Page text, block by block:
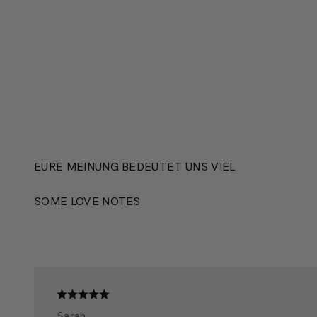
EURE MEINUNG BEDEUTET UNS VIEL
SOME LOVE NOTES